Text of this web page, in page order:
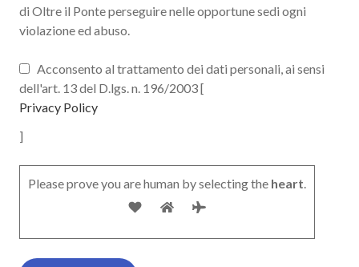
di Oltre il Ponte perseguire nelle opportune sedi ogni
violazione ed abuso.
Acconsento al trattamento dei dati personali, ai sensi
dell'art. 13 del D.lgs. n. 196/2003 [
Privacy Policy
]
Please prove you are human by selecting the heart.